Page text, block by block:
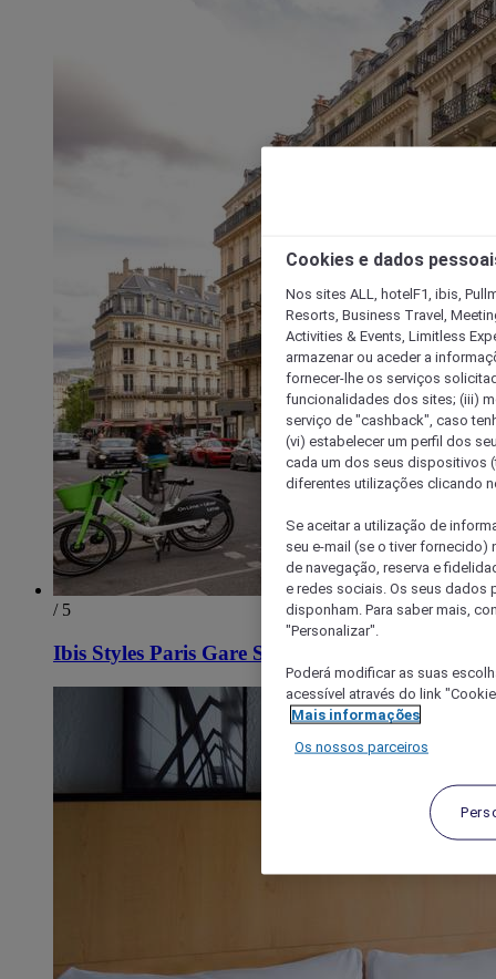
/ 5
Ibis Styles Paris Gare Saint Lazare
Cookies e dados
Nos sites ALL, hotelF1, ibis,
Resorts, Business Travel,
Activities & Events, Limitless
armazenar ou aceder a
fornecer-lhe os serviços
funcionalidades dos sites; (iii)
serviço de "cashback", caso
(vi) estabelecer um perfil dos
cada um dos seus dispositivos
diferentes utilizações clicando
Se aceitar a utilização de
seu e-mail (se o tiver
de navegação, reserva e
e redes sociais. Os seus dados
disponham. Para saber mais,
"Personalizar".
Poderá modificar as suas
acessível através do link
Mais informações
Os nossos parceiros